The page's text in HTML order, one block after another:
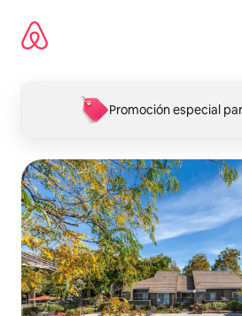
contenido
Promoción especial